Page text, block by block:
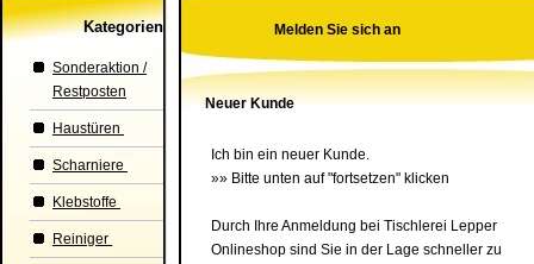
Kategorien
Sonderaktion /
Restposten
Haustüren
Scharniere
Klebstoffe
Reiniger
Melden Sie sich an
Neuer Kunde
Ich bin ein neuer Kunde.
»» Bitte unten auf "fortsetzen" klicken
Durch Ihre Anmeldung bei Tischlerei Lepper
Onlineshop sind Sie in der Lage schneller zu